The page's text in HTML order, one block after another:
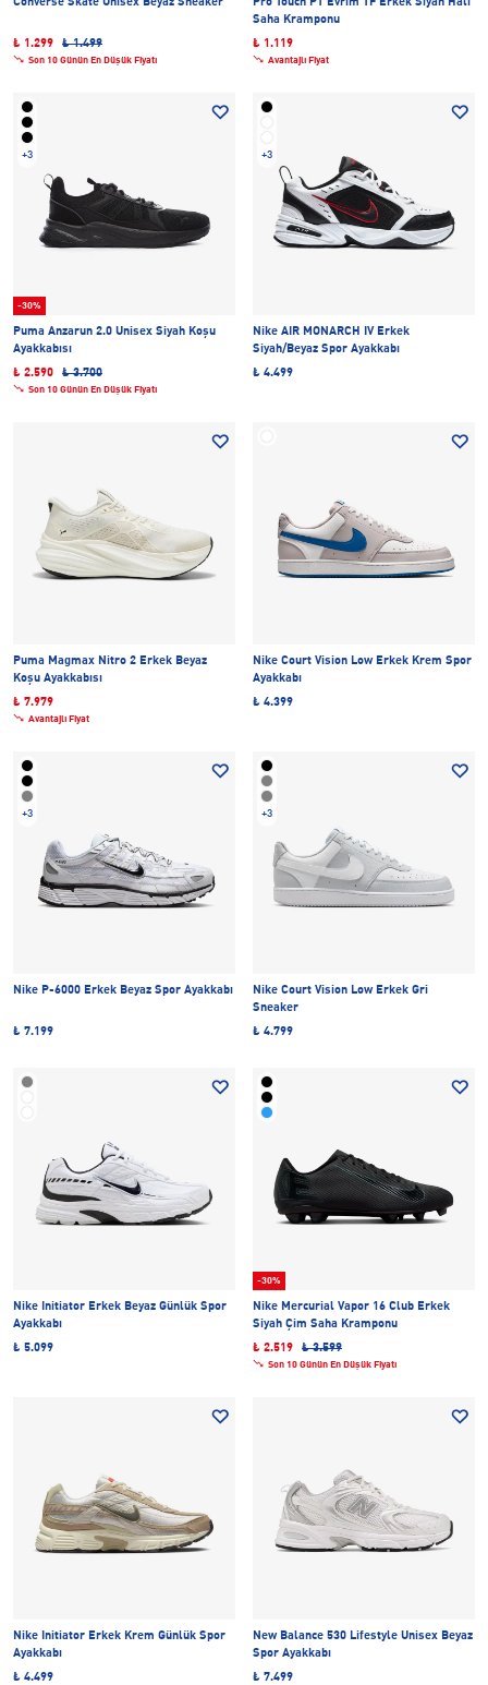
Converse Skate Unisex Beyaz Sneaker
₺ 1.299 ₺ 1.499
Son 10 Günün En Düşük Fiyatı
Pro Touch PT Evrim TF Erkek Siyah Halı
Saha Kramponu
₺ 1.119
Avantajlı Fiyat
+3
-30%
Puma Anzarun 2.0 Unisex Siyah Koşu
Ayakkabısı
₺ 2.590
₺ 3.700
Son 10 Günün En Düşük Fiyatı
+3
Nike AIR MONARCH IV Erkek
Siyah/Beyaz Spor Ayakkabı
₺ 4.499
Puma Magmax Nitro 2 Erkek Beyaz
Koşu Ayakkabısı
₺ 7.979
Avantajlı Fiyat
Nike Court Vision Low Erkek Krem Spor
Ayakkabı
₺ 4.399
+3
Nike P-6000 Erkek Beyaz Spor Ayakkabı
₺ 7.199
+3
Nike Court Vision Low Erkek Gri
Sneaker
₺ 4.799
Nike Initiator Erkek Beyaz Günlük Spor
Ayakkabı
₺ 5.099
-30%
Nike Mercurial Vapor 16 Club Erkek
Siyah Çim Saha Kramponu
₺ 2.519
₺ 3.599
Son 10 Günün En Düşük Fiyatı
Nike Initiator Erkek Krem Günlük Spor
Ayakkabı
₺ 4.499
New Balance 530 Lifestyle Unisex Beyaz
Spor Ayakkabı
₺ 7.499